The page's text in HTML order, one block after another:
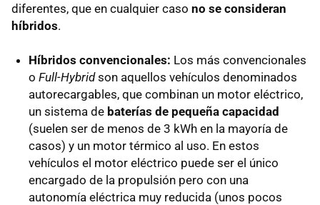
diferentes, que en cualquier caso no se consideran
híbridos.
Híbridos convencionales: Los más convencionales
o Full-Hybridson aquellos vehículos denominados
autorecargables, que combinan un motor eléctrico,
un sistema de baterías de pequeña capacidad
(suelen ser de menos de 3 kWh en la mayoría de
casos) y un motor térmico al uso. En estos
vehículos el motor eléctrico puede ser el único
encargado de la propulsión pero con una
autonomía eléctrica muy reducida (unos pocos